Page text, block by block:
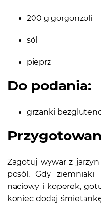
200 g gorgonzoli
sól
pieprz
Do podania:
grzanki
Zagotuj wywar z
posól. Gdy ziemniaki
naciowy i koperek,
koniec dodaj